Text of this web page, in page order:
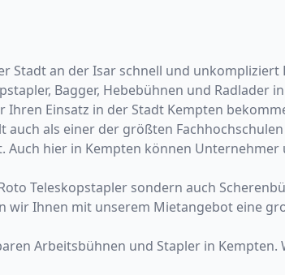
Stadt an der Isar schnell und
Bagger, Hebebühnen und Radlader
Einsatz in der Stadt Kempten
als einer der größten
hier in Kempten können
Teleskopstapler sondern auch
Ihnen mit unserem Mietangebot eine
Arbeitsbühnen und Stapler in Kempten.